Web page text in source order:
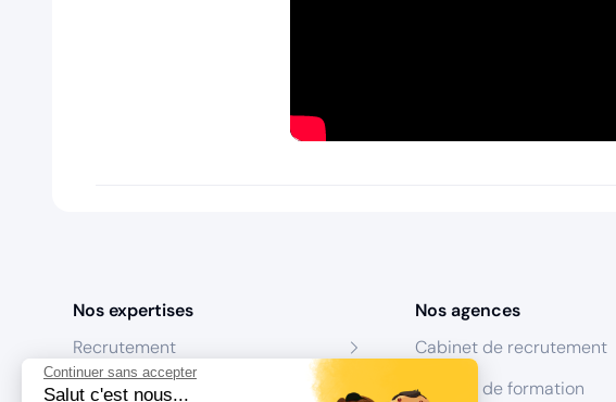
Continuer sans accepter
Salut c'est nous...
Nos expertises
Recrutement
Formation
Nos agences
Cabinet de recrutement
Centres de formation